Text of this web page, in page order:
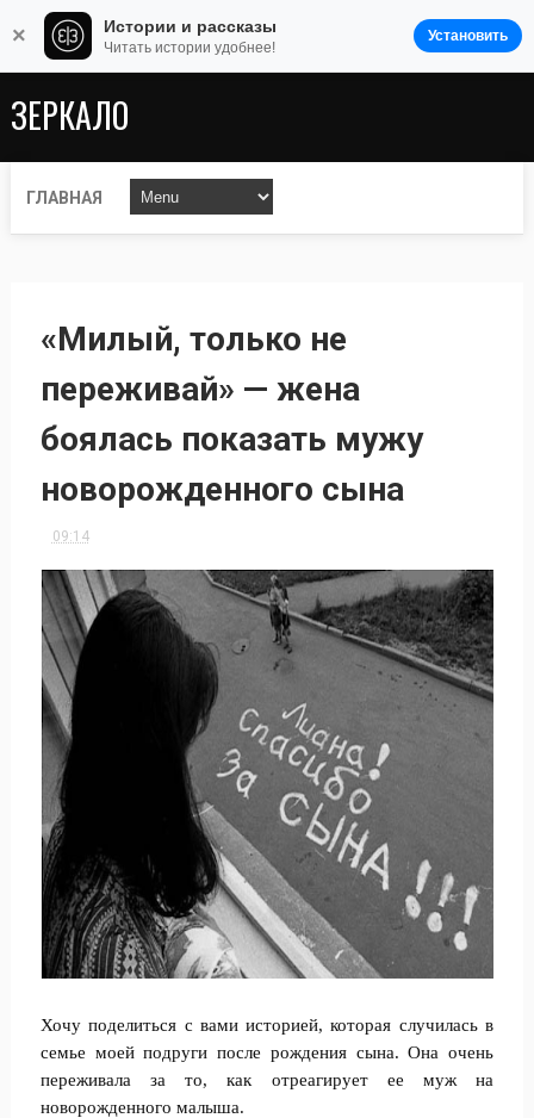
ЗЕРКАЛО
ГЛАВНАЯ
«Милый, только не
переживай» — жена
боялась показать мужу
новорожденного сына
09:14
Хочу поделиться с вами историей, которая случилась в
семье моей подруги после рождения сына. Она очень
переживала за то, как отреагирует ее муж на
новорожденного малыша.
× Истории и рассказы
Читать истории удобнее!
Установить